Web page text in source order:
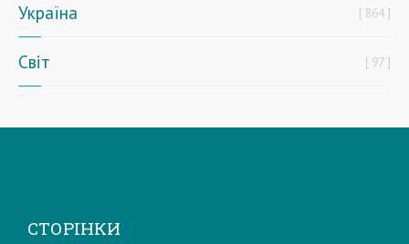
Україна 864
Світ 97
СТОРІНКИ